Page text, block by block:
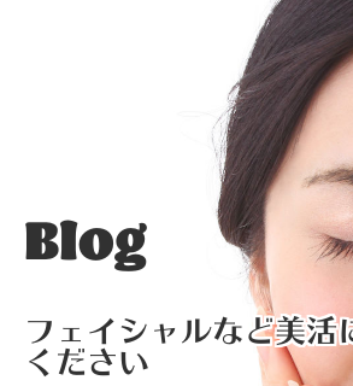
Blog
フェイシャルなど美
ください